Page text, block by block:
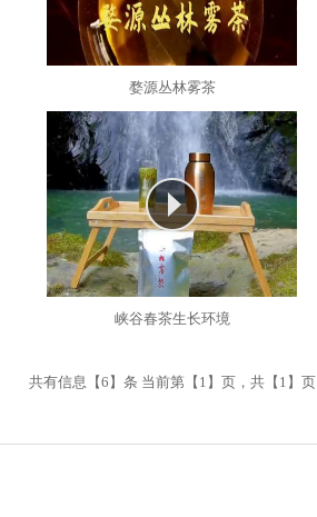
婺源丛林雾茶
峡谷春茶生长环境
共有信息【6】条 当前第【1】页，共【1】页